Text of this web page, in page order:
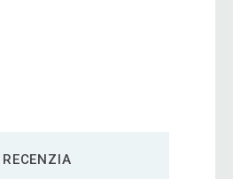
RECENZIA